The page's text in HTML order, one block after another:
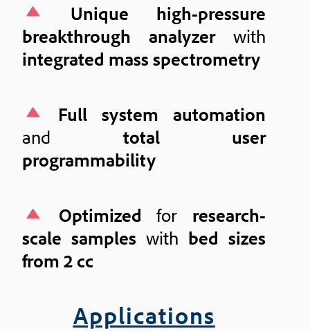
Unique high-pressure
breakthrough analyzerwith
integrated mass spectrometry
Full system automation
and total user
programmability
Optimized for research-
scale samples with bed sizes
from 2 cc
Applications